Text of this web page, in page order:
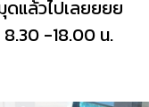
ดแล้วไปเลยยยย
-18.00 น.